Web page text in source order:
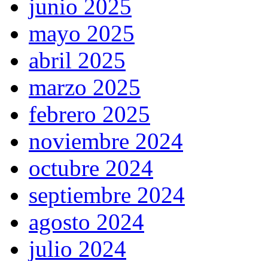
junio 2025
mayo 2025
abril 2025
marzo 2025
febrero 2025
noviembre 2024
octubre 2024
septiembre 2024
agosto 2024
julio 2024